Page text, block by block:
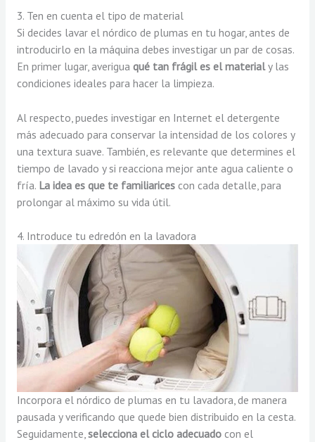
3. Ten en cuenta el tipo de material
Si decides lavar el nórdico de plumas en tu hogar, antes de
introducirlo en la máquina debes investigar un par de cosas.
En primer lugar, averigua qué tan frágil es el materialy las
condiciones ideales para hacer la limpieza.
Al respecto, puedes investigar en Internet el detergente
más adecuado para conservar la intensidad de los colores y
una textura suave. También, es relevante que determines el
tiempo de lavado y si reacciona mejor ante agua caliente o
fría. La idea es que te familiaricescon cada detalle, para
prolongar al máximo su vida útil.
4. Introduce tu edredón en la lavadora
Incorpora el nórdico de plumas en tu lavadora, de manera
pausada y verificando que quede bien distribuido en la cesta.
Seguidamente,selecciona el ciclo adecuadocon el